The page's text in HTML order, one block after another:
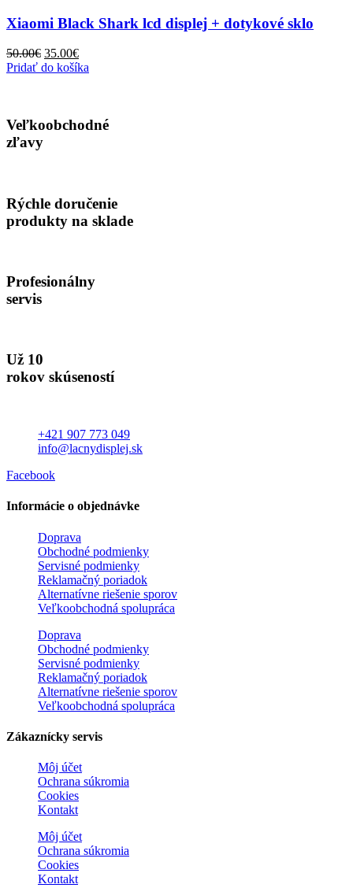
Xiaomi Black Shark lcd displej + dotykové sklo
50.00€ Pôvodná
cena
35.00€Aktuálna
cena
Pridať do košíka
Veľkoobchodné
zľavy
Rýchle doručenie
produkty na sklade
Profesionálny
servis
Už 10
rokov skúseností
+421 907 773 049
info@lacnydisplej.sk
Facebook
Informácie o objednávke
Doprava
Obchodné podmienky
Servisné podmienky
Reklamačný poriadok
Alternatívne riešenie sporov
Veľkoobchodná spolupráca
Doprava
Obchodné podmienky
Servisné podmienky
Reklamačný poriadok
Alternatívne riešenie sporov
Veľkoobchodná spolupráca
Zákaznícky servis
Môj účet
Ochrana súkromia
Cookies
Kontakt
Môj účet
Ochrana súkromia
Cookies
Kontakt